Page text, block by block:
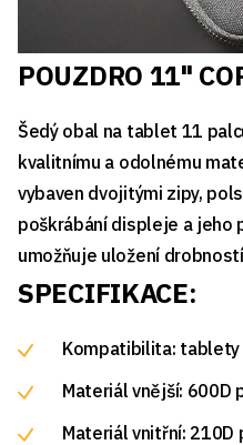
POUZDRO 11"
Šedý obal na tablet 11
kvalitnímu a odolnému
vybaven dvojitými zipy,
poškrábání displeje a jeho
umožňuje uložení
SPECIFIKACE:
Kompatibilita: tablety
Materiál vnější: 600D
Materiál vnitřní: